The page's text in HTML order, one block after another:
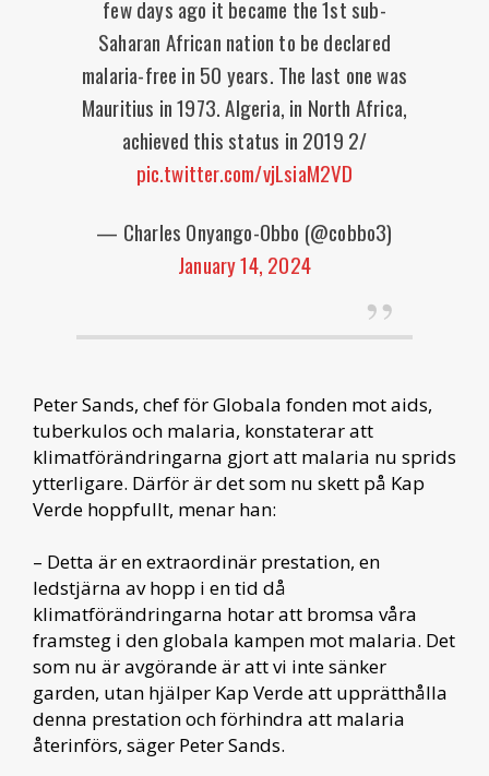
few days ago it became the 1st sub-
Saharan African nation to be declared
malaria-free in 50 years. The last one was
Mauritius in 1973. Algeria, in North Africa,
achieved this status in 2019 2/
pic.twitter.com/vjLsiaM2VD
— Charles Onyango-Obbo (@cobbo3)
January 14, 2024
Peter Sands, chef för Globala fonden mot aids,
tuberkulos och malaria, konstaterar att
klimatförändringarna gjort att malaria nu sprids
ytterligare. Därför är det som nu skett på Kap
Verde hoppfullt, menar han:
– Detta är en extraordinär prestation, en
ledstjärna av hopp i en tid då
klimatförändringarna hotar att bromsa våra
framsteg i den globala kampen mot malaria. Det
som nu är avgörande är att vi inte sänker
garden, utan hjälper Kap Verde att upprätthålla
denna prestation och förhindra att malaria
återinförs, säger Peter Sands.